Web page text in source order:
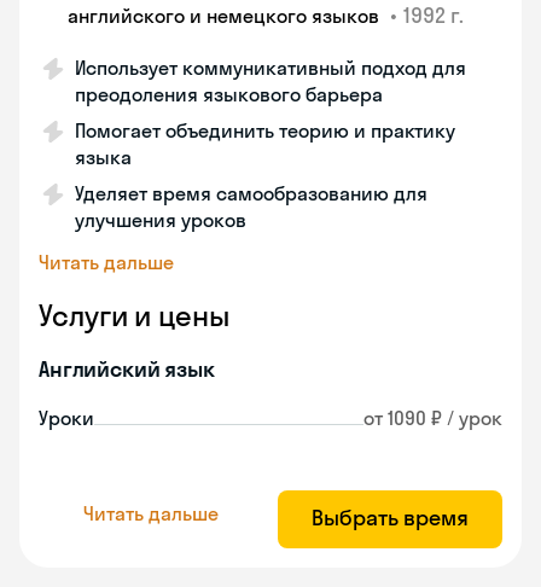
английского и немецкого языков • 1992 г.
Использует коммуникативный подход для
преодоления языкового барьера
Помогает объединить теорию и практику
языка
Уделяет время самообразованию для
улучшения уроков
Читать дальше
Услуги и цены
Английский язык
Уроки от 1090 ₽ / урок
Читать дальше Выбрать время